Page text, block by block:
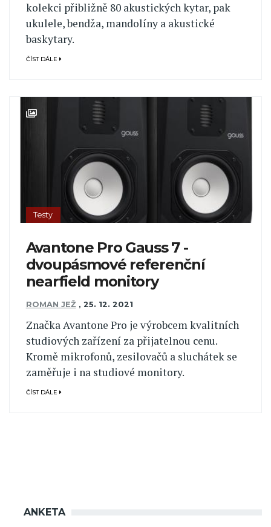
kolekci přibližně 80 akustických kytar, pak
ukulele, bendža, mandolíny a akustické
baskytary.
ČÍST DÁLE
Testy
Avantone Pro Gauss 7 -
dvoupásmové referenční
nearfield monitory
ROMAN JEŽ , 25. 12. 2021
Značka Avantone Pro je výrobcem kvalitních
studiových zařízení za přijatelnou cenu.
Kromě mikrofonů, zesilovačů a sluchátek se
zaměřuje i na studiové monitory.
ČÍST DÁLE
ANKETA